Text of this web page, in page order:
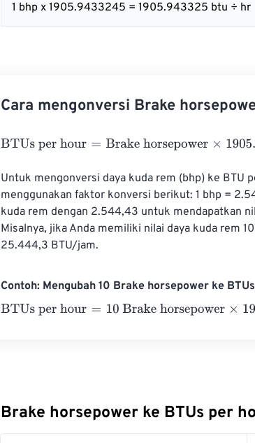
1 bhp x 1905.9433245 = 1905.943325 btu ÷ hr
Cara mengonversi Brake
BTUs per hour=Brake horsepower×1905.9433245
Untuk mengonversi daya kuda rem (bhp) ke BTU
menggunakan faktor konversi berikut: 1 bhp =
kuda rem dengan 2.544,43 untuk mendapatkan
Misalnya, jika Anda memiliki nilai daya kuda rem
25.444,3 BTU/jam.
Contoh: Mengubah 10 Brake horsepower ke
BTUs per hour=10 Brake horsepower×
Brake horsepower ke BTUs per